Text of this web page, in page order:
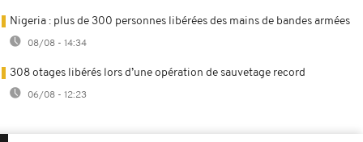
Nigeria : plus de 300 personnes libérées des mains de bandes armées
08/08 - 14:34
308 otages libérés lors d’une opération de sauvetage record
06/08 - 12:23